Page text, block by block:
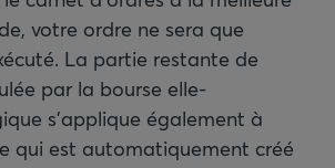
votre ordre ne sera que
La partie restante de
par la bourse elle-
s'applique également à
qui est automatiquement créé